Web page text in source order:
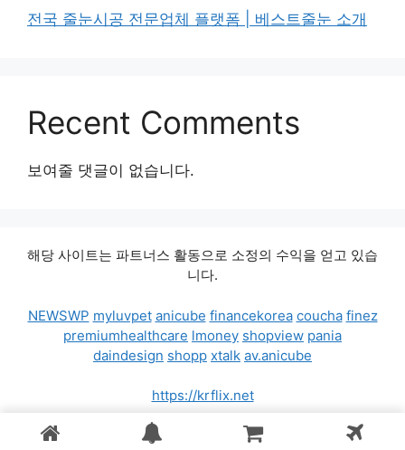
전국 줄눈시공 전문업체 플랫폼 | 베스트줄눈 소개
Recent Comments
보여줄 댓글이 없습니다.
해당 사이트는 파트너스 활동으로 소정의 수익을 얻고 있습
니다.
NEWSWP myluvpet anicube financekorea coucha finez
premiumhealthcare lmoney shopview pania
daindesign shopp xtalk av.anicube
https://krflix.net
© 2026 가격비교차트 • 제작됨GeneratePress